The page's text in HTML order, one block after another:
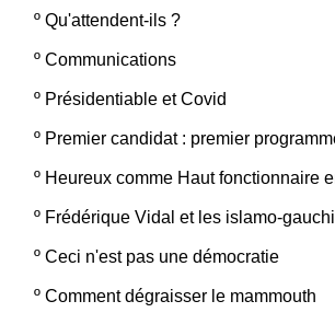
º Qu'attendent-ils ?
º Communications
º Présidentiable et Covid
º Premier candidat : premier
º Heureux comme Haut fonctionnaire
º Frédérique Vidal et les islamo-
º Ceci n'est pas une démocratie
º Comment dégraisser le mammouth